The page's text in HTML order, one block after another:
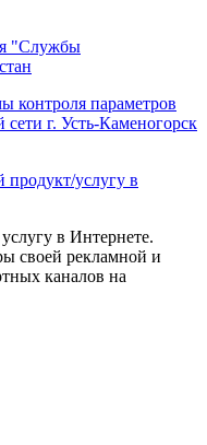
"Службы
контроля параметров
г. Усть-Каменогорск
продукт/услугу в
в Интернете.
своей рекламной и
каналов на